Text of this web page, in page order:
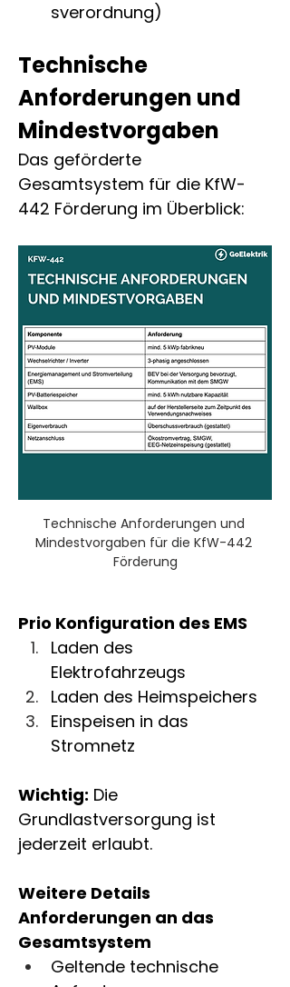
sverordnung)
Technische
Anforderungen und
Mindestvorgaben
Das geförderte
Gesamtsystem für die KfW-
442 Förderung im Überblick:
Technische Anforderungen und
Mindestvorgaben für die KfW-442
Förderung
Prio Konfiguration des EMS
Laden des
Elektrofahrzeugs
Laden des Heimspeichers
Einspeisen in das
Stromnetz
Wichtig: Die
Grundlastversorgung ist
jederzeit erlaubt.
Weitere Details
Anforderungen an das
Gesamtsystem
Geltende technische